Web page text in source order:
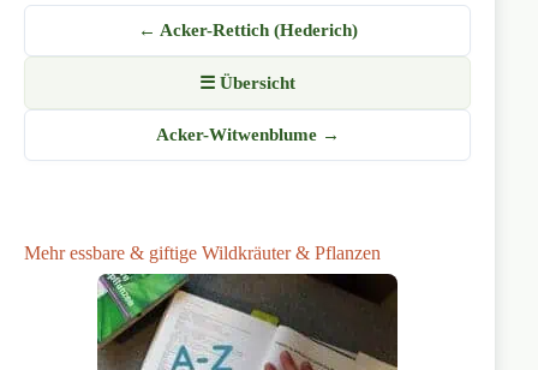
← Acker-Rettich (Hederich)
☰ Übersicht
Acker-Witwenblume →
Mehr essbare & giftige Wildkräuter & Pflanzen